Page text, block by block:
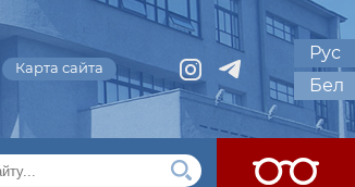
Карта сайта
Рус
Бел